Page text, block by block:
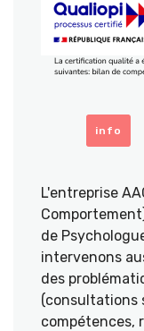
info
L'entreprise
de
intervenons
des
(consultations
compétences,